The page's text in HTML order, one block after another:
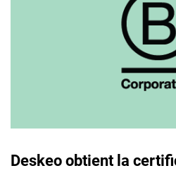
Deskeo obtient la